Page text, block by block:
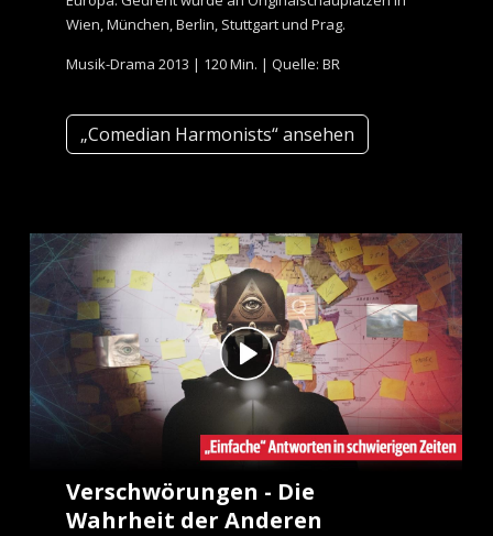
Wien, München, Berlin, Stuttgart und Prag.
Musik-Drama 2013 | 120 Min. | Quelle: BR
„Comedian Harmonists“ ansehen
Verschwörungen - Die
Wahrheit der Anderen